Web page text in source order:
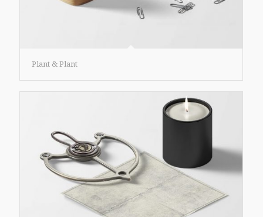
Plant & Plant